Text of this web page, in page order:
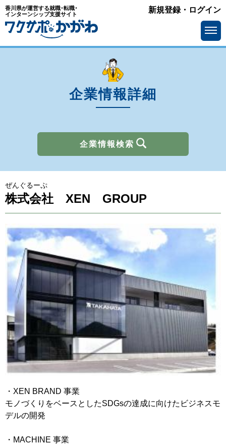
香川県が運営する就職･転職･
インターンシップ支援サイト
新規登録・ログイン
企業情報詳細
企業情報検索
業種を選ぶ
メーカー
求人情報
で選ぶ
移住支援金を選ぶ
キーワード
検索
閉じる
ぜんぐるーぷ
株式会社 XEN GROUP
・XEN BRAND 事業
モノづくりをベースとしたSDGsの達成に向けたビジネスモ
デルの開発
・MACHINE 事業